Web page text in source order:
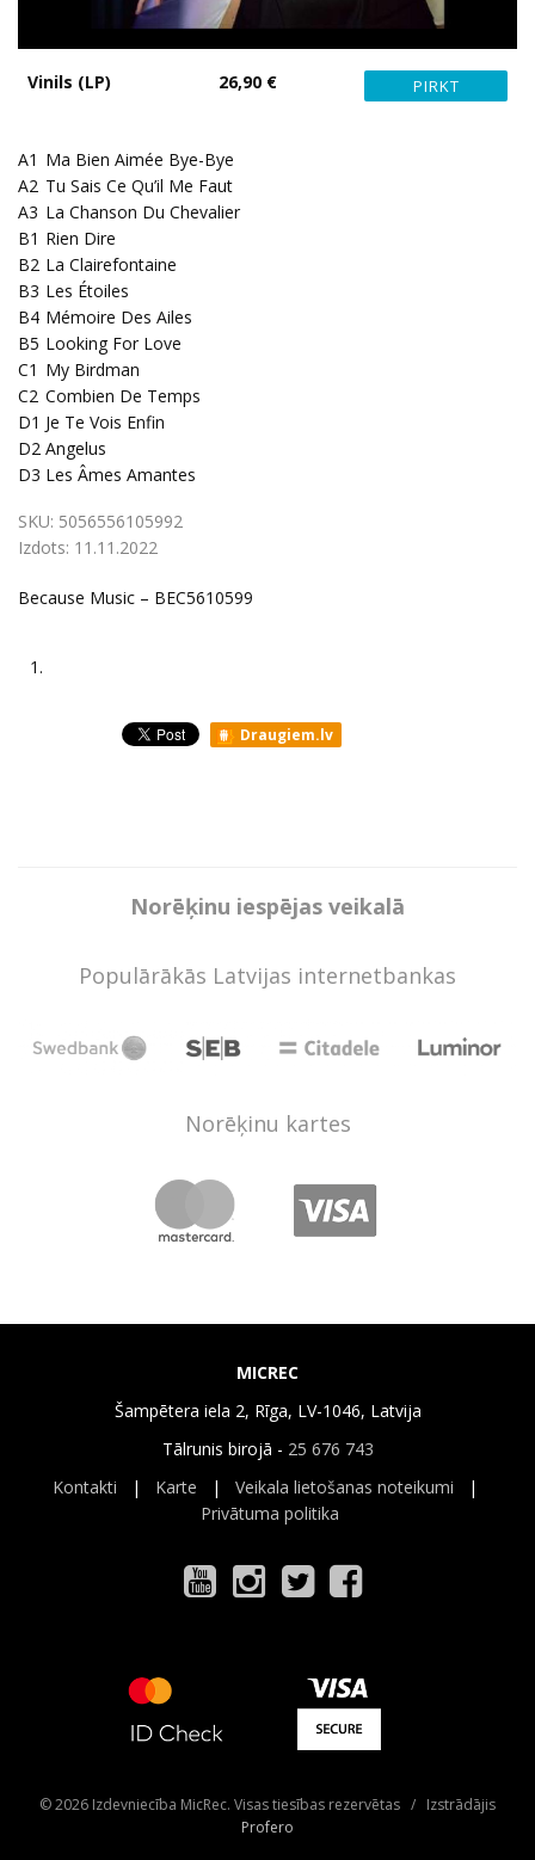
Vinils (LP) 26,90 €
A1 Ma Bien Aimée Bye-Bye
A2 Tu Sais Ce Qu’il Me Faut
A3 La Chanson Du Chevalier
B1 Rien Dire
B2 La Clairefontaine
B3 Les Étoiles
B4 Mémoire Des Ailes
B5 Looking For Love
C1 My Birdman
C2 Combien De Temps
D1 Je Te Vois Enfin
D2 Angelus
D3 Les Âmes Amantes
SKU: 5056556105992
Izdots: 11.11.2022
Because Music ‎– BEC5610599
1.
Draugiem.lv
Norēķinu iespējas veikalā
Populārākās Latvijas internetbankas
Norēķinu kartes
MICREC
Šampētera iela 2, Rīga, LV-1046, Latvija
Tālrunis birojā - 25 676 743
Kontakti | Karte | Veikala lietošanas noteikumi |
Privātuma politika
© 2026 Izdevniecība MicRec. Visas tiesības rezervētas / Izstrādājis
Profero